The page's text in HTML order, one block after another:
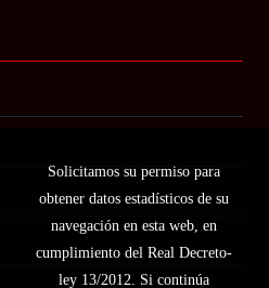
Solicitamos su permiso para
obtener datos estadísticos de su
navegación en esta web, en
cumplimiento del Real Decreto-
ley 13/2012. Si continúa